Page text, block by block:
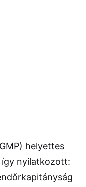
helyettes
így nyilatkozott: